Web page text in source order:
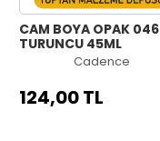
CAM BOYA OPAK 046
TURUNCU 45ML
Cadence
124,00 TL